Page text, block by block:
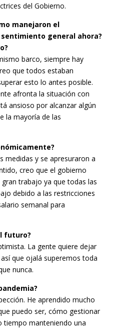
del Gobierno.
manejaron el
general ahora?
barco, siempre hay
que todos estaban
esto lo antes posible.
afronta la situación con
ansioso por alcanzar algún
la mayoría de las
medidas y se apresuraron a
creo que el gobierno
trabajo ya que todas las
debido a las restricciones
semanal para
futuro?
La gente quiere dejar
que ojalá superemos toda
nunca.
He aprendido mucho
puedo ser, cómo gestionar
tiempo manteniendo una